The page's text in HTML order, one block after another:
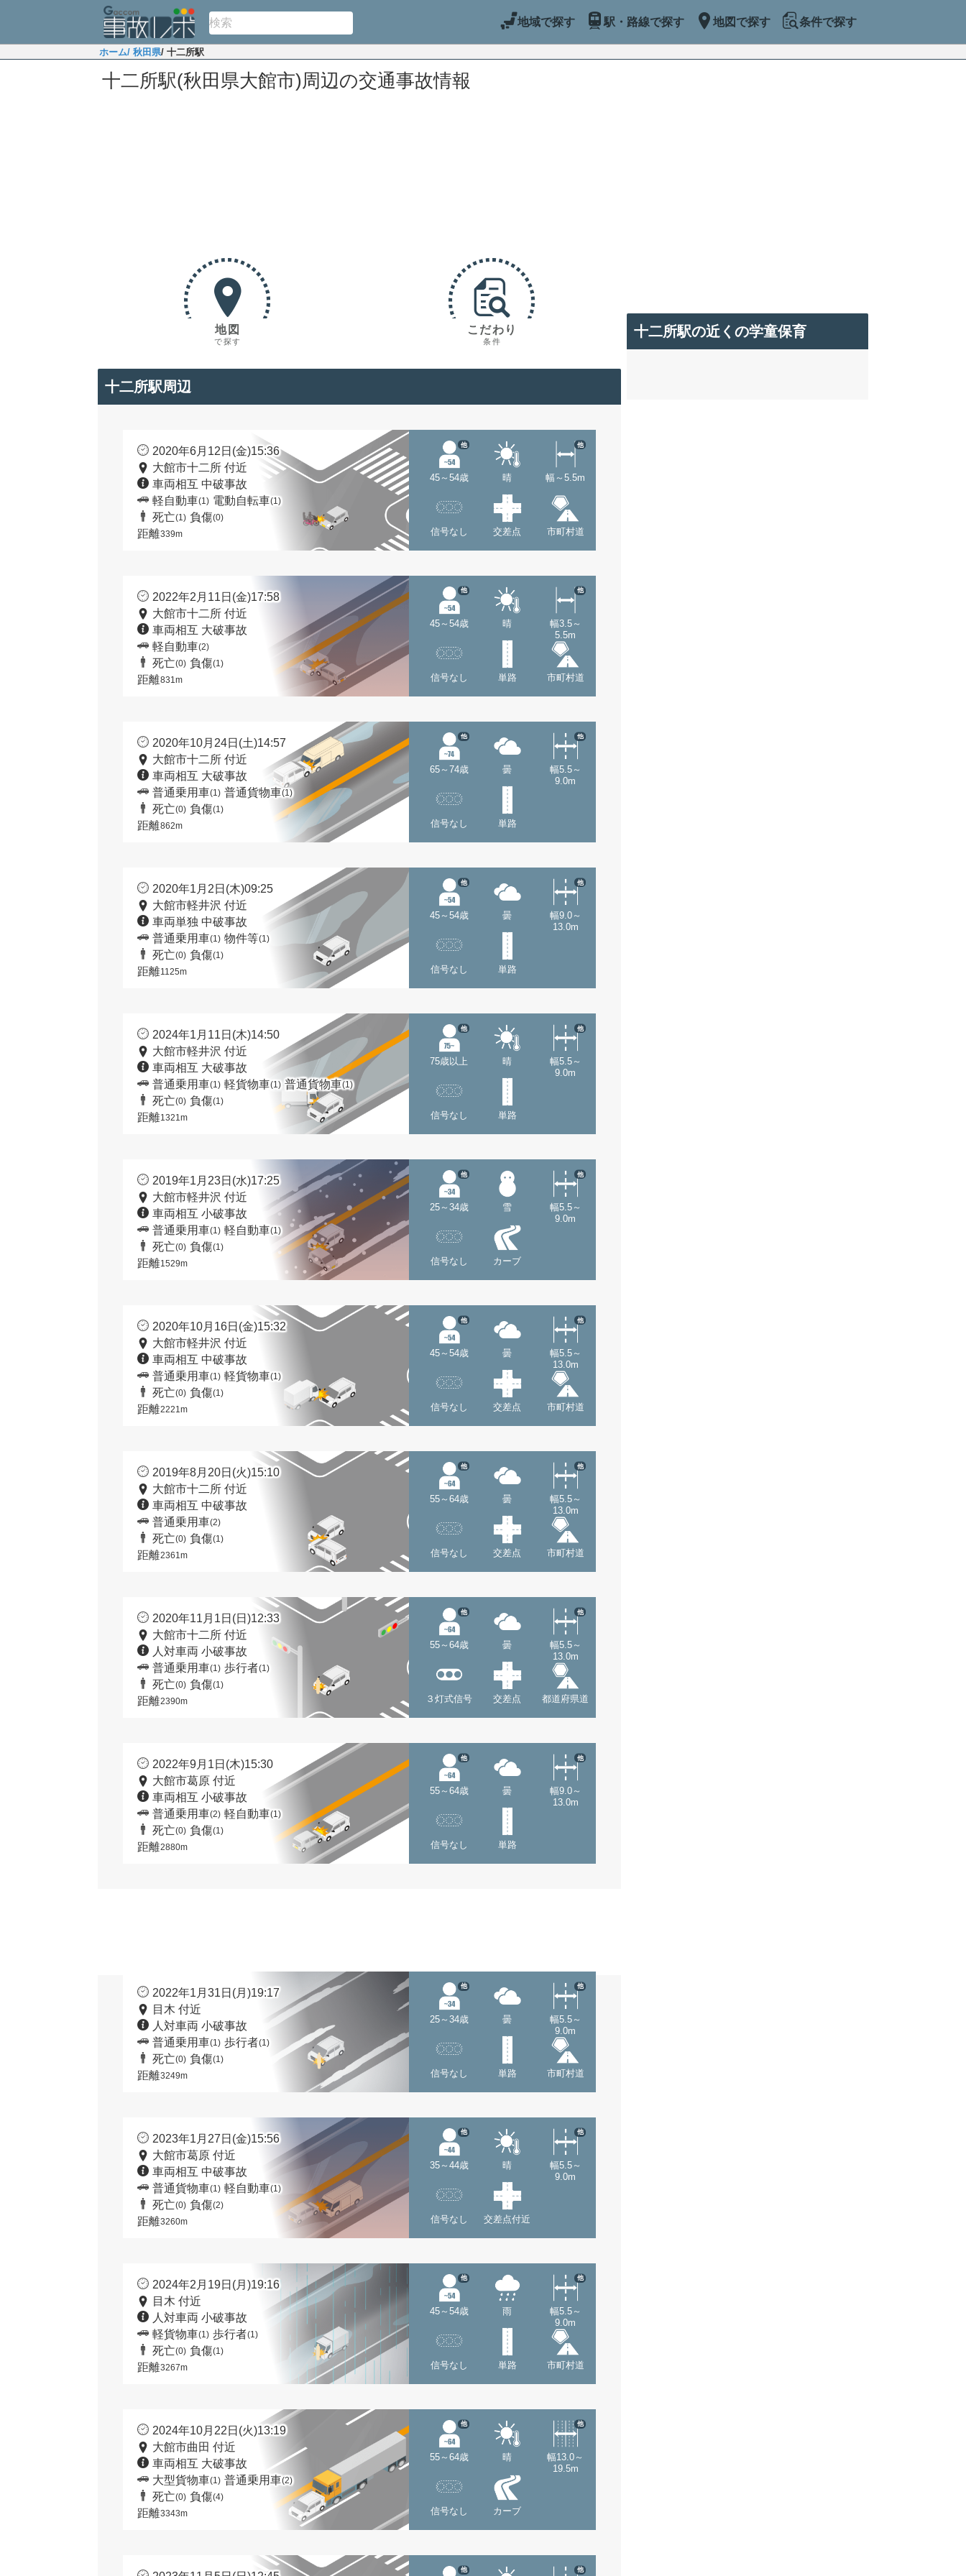
地域で探す 駅・路線で探す 地図で探す 条件で探す
ホーム/ 秋田県/ 十二所駅
十二所駅(秋田県大館市)周辺の交通事故情報
地図
で探す
こだわり
条件
十二所駅周辺
2020年6月12日(金)15:36
大館市十二所 付近
車両相互 中破事故
軽自動車(1) 電動自転車(1)
死亡(1) 負傷(0)
距離339m
45～54歳
他
晴 幅～5.5m
他
信号なし 交差点 市町村道
2022年2月11日(金)17:58
大館市十二所 付近
車両相互 大破事故
軽自動車(2)
死亡(0) 負傷(1)
距離831m
45～54歳
他
晴
幅3.5～
5.5m
他
信号なし 単路 市町村道
2020年10月24日(土)14:57
大館市十二所 付近
車両相互 大破事故
普通乗用車(1) 普通貨物車(1)
死亡(0) 負傷(1)
距離862m
65～74歳
他
曇
幅5.5～
9.0m
他
信号なし 単路
2020年1月2日(木)09:25
大館市軽井沢 付近
車両単独 中破事故
普通乗用車(1) 物件等(1)
死亡(0) 負傷(1)
距離1125m
45～54歳
他
曇
幅9.0～
13.0m
他
信号なし 単路
2024年1月11日(木)14:50
大館市軽井沢 付近
車両相互 大破事故
普通乗用車(1) 軽貨物車(1) 普通貨物車(1)
死亡(0) 負傷(1)
距離1321m
75歳以上
他
晴
幅5.5～
9.0m
他
信号なし 単路
2019年1月23日(水)17:25
大館市軽井沢 付近
車両相互 小破事故
普通乗用車(1) 軽自動車(1)
死亡(0) 負傷(1)
距離1529m
25～34歳
他
雪
幅5.5～
9.0m
他
信号なし カーブ
2020年10月16日(金)15:32
大館市軽井沢 付近
車両相互 中破事故
普通乗用車(1) 軽貨物車(1)
死亡(0) 負傷(1)
距離2221m
45～54歳
他
曇
幅5.5～
13.0m
他
信号なし 交差点 市町村道
2019年8月20日(火)15:10
大館市十二所 付近
車両相互 中破事故
普通乗用車(2)
死亡(0) 負傷(1)
距離2361m
55～64歳
他
曇
幅5.5～
13.0m
他
信号なし 交差点 市町村道
2020年11月1日(日)12:33
大館市十二所 付近
人対車両 小破事故
普通乗用車(1) 歩行者(1)
死亡(0) 負傷(1)
距離2390m
55～64歳
他
曇
幅5.5～
13.0m
他
３灯式信号 交差点 都道府県道
2022年9月1日(木)15:30
大館市葛原 付近
車両相互 小破事故
普通乗用車(2) 軽自動車(1)
死亡(0) 負傷(1)
距離2880m
55～64歳
他
曇
幅9.0～
13.0m
他
信号なし 単路
2022年1月31日(月)19:17
目木 付近
人対車両 小破事故
普通乗用車(1) 歩行者(1)
死亡(0) 負傷(1)
距離3249m
25～34歳
他
曇
幅5.5～
9.0m
他
信号なし 単路 市町村道
2023年1月27日(金)15:56
大館市葛原 付近
車両相互 中破事故
普通貨物車(1) 軽自動車(1)
死亡(0) 負傷(2)
距離3260m
35～44歳
他
晴
幅5.5～
9.0m
他
信号なし 交差点付近
2024年2月19日(月)19:16
目木 付近
人対車両 小破事故
軽貨物車(1) 歩行者(1)
死亡(0) 負傷(1)
距離3267m
45～54歳
他
雨
幅5.5～
9.0m
他
信号なし 単路 市町村道
2024年10月22日(火)13:19
大館市曲田 付近
車両相互 大破事故
大型貨物車(1) 普通乗用車(2)
死亡(0) 負傷(4)
距離3343m
55～64歳
他
晴
幅13.0～
19.5m
他
信号なし カーブ
他 他
十二所駅の近くの学童保育